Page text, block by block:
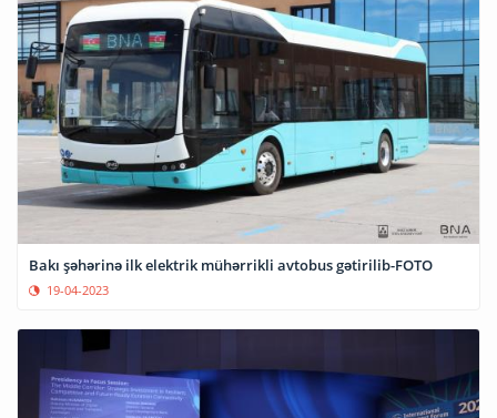
Bakı şəhərinə ilk elektrik mühərrikli avtobus gətirilib-FOTO
19-04-2023